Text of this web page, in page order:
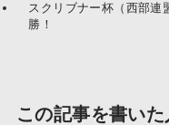
スクリブナー杯（西部連
勝！
この記事を書いた